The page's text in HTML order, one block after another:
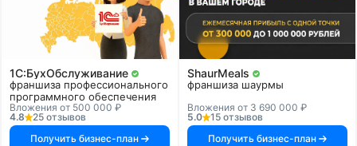
1C:БухОбслуживание
франшиза профессионального
программного обеспечения
Вложения от 500 000 ₽
4.8
25 отзывов
Получить бизнес-план
ShaurMeals
франшиза шаурмы
Вложения от 3 690 000 ₽
5.0
15 отзывов
Получить бизнес-план